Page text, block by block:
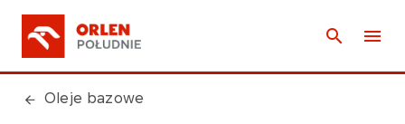
Oleje bazowe